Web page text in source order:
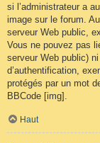
si l’administrateur a
image sur le forum.
serveur Web public,
Vous ne pouvez pas
serveur Web public)
d’authentification,
protégés par un mot
BBCode [img].
Haut